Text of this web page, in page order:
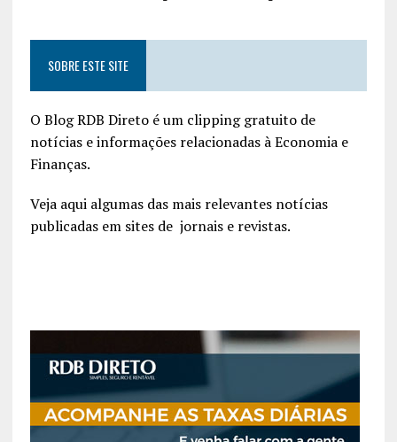
SOBRE ESTE SITE
O Blog RDB Direto é um clipping gratuito de
notícias e informações relacionadas à Economia e
Finanças.
Veja aqui algumas das mais relevantes notícias
publicadas em sites de jornais e revistas.